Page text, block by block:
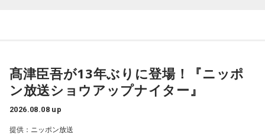
もしれません。勢いが吉と出ることも多いですが、一呼吸置
いて考える癖もつけてみて。
4．懐中電灯……本性は「冷静な神様!?」
限の場面でもパニックにならず、状況を一歩引いて見極める
ました。
それは何でしたか？次の中から近いものを1つ選んでくださ
1． 鳩のぬいぐるみ
髙津臣吾が13年ぶりに登場！『ニッポ
ン放送ショウアップナイター』
2026.08.08 up
提供：ニッポン放送